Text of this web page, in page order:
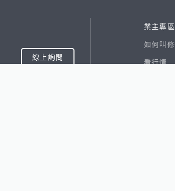
線上詢問
業主專區
如何叫修
看行情